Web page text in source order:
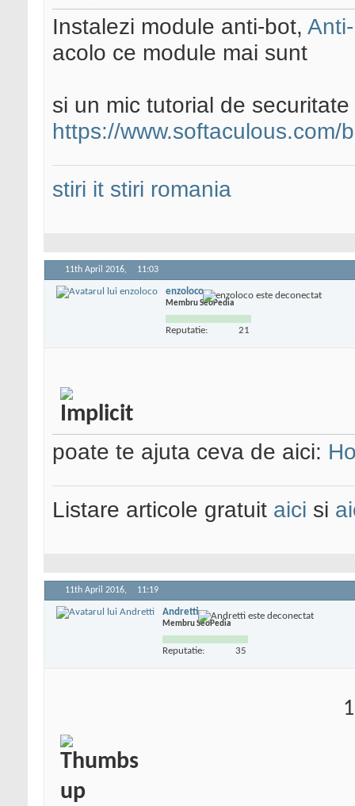
Instalezi module anti-bot,
acolo ce module mai sunt
si un mic tutorial de securitate
https://www.softaculous.com/
stiri it stiri romania
11th April 2016, 11:03
enzoloco
Membru SeoPedia
Reputatie: 21
poate te ajuta ceva de aici:
Listare articole gratuit aici si
11th April 2016, 11:19
Andretti
Membru SeoPedia
Reputatie: 35